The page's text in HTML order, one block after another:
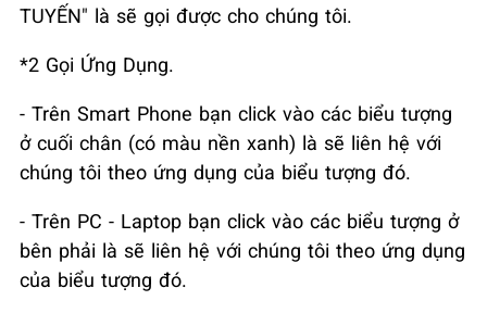
TUYẾN" là sẽ gọi được cho chúng tôi.
*2 Gọi Ứng Dụng.
- Trên Smart Phone bạn click vào các biểu tượng
ở cuối chân (có màu nền xanh) là sẽ liên hệ với
chúng tôi theo ứng dụng của biểu tượng đó.
- Trên PC - Laptop bạn click vào các biểu tượng ở
bên phải là sẽ liên hệ với chúng tôi theo ứng dụng
của biểu tượng đó.